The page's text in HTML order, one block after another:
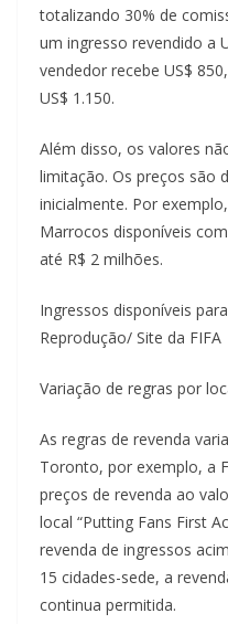
totalizando 30% de
um ingresso revendido a
vendedor recebe US$
US$ 1.150.
Além disso, os valores
limitação. Os preços são
inicialmente. Por
Marrocos disponíveis
até R$ 2 milhões.
Ingressos disponíveis
Reprodução/ Site da FIFA
Variação de regras por
As regras de revenda
Toronto, por exemplo, a
preços de revenda ao
local “Putting Fans First
revenda de ingressos
15 cidades-sede, a
continua permitida.